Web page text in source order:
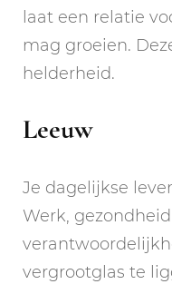
laat een relatie
mag groeien.
helderheid.
Leeuw
Je dagelijkse
Werk,
vergrootglas te